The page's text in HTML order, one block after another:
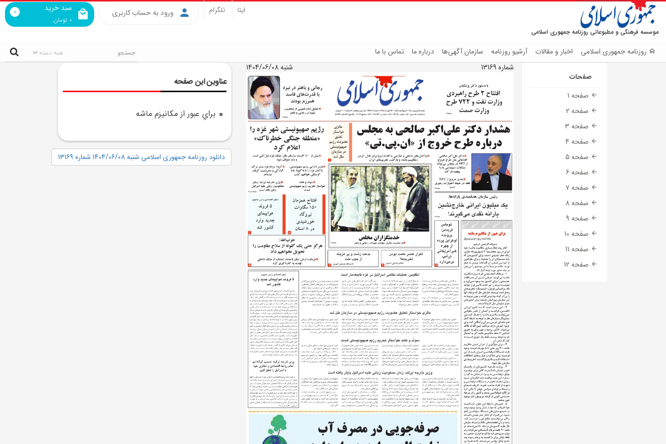
موسسه فرهنگی و مطبوعاتی روزنامه جمهوری اسلامی
سبد خرید
0 تومان
0 ورود به حساب کاربری ایتا تلگرام
روزنامه جمهوری اسلامی اخبار و مقالات آرشیو روزنامه سازمان آگهی‌ها درباره ما تماس با ما
صفحات
صفحه 1
صفحه 2
صفحه 3
صفحه 4
صفحه 5
صفحه 6
صفحه 7
صفحه 8
صفحه 9
صفحه 10
صفحه 11
صفحه 12
شماره 13169 شنبه 1404/06/08
عناوین این صفحه
براي عبور از مکانيزم ماشه
دانلود روزنامه جمهوری اسلامی شنبه 1404/06/08 شماره 13169